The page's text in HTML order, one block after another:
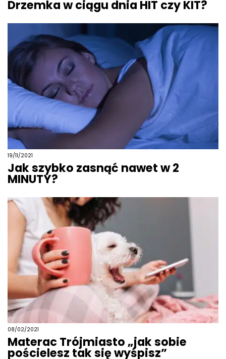
Drzemka w ciągu dnia HIT czy KIT?
19/11/2021
Jak szybko zasnąć nawet w 2
MINUTY?
08/02/2021
Materac Trójmiasto „jak sobie
pościelesz tak się wyśpisz”